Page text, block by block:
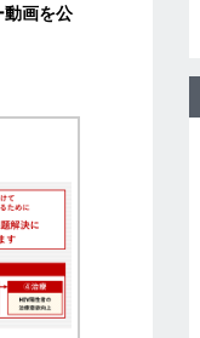
動画を公